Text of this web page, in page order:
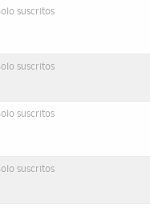
suscritos
suscritos
suscritos
suscritos